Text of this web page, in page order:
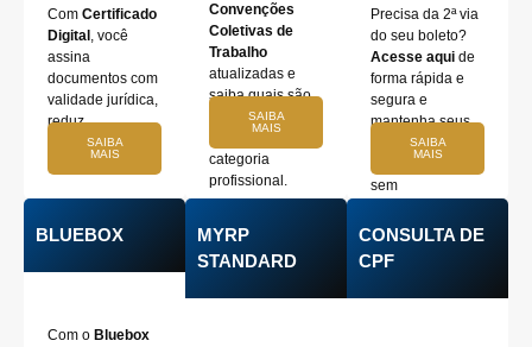
Com Certificado
Digital , você
assina
documentos com
validade jurídica,
reduz
burocracias e
SAIBA
MAIS
Convenções
Coletivas de
Trabalho
atualizadas e
saiba quais são
os direitos e
categoria
profissional.
SAIBA
MAIS
Precisa da 2ª via
do seu boleto?
Acesse aqui de
forma rápida e
segura e
mantenha seus
pagamentos
sem
SAIBA
MAIS
BLUEBOX
Com o Bluebox
MYRP
STANDARD
CONSULTA DE
CPF